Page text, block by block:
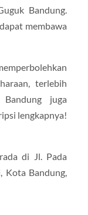
Bandung.
membawa
terlebih
juga
lengkapnya!
di Jl. Pada
Kota Bandung,